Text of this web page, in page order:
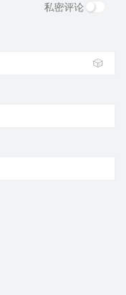
私密评论
🎲